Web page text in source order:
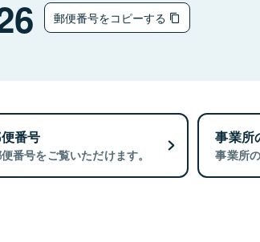
郵便番号をコピーする
番号
番号をご覧いただけます。
事業所
事業所